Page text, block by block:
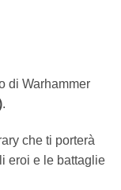
di Warhammer
.
che ti porterà
eroi e le battaglie